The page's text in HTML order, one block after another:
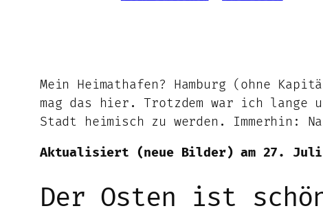
Mein Heimathafen? Hamburg (ohne
mag das hier. Trotzdem war ich
Stadt heimisch zu werden. Immerhin:
Aktualisiert (neue Bilder) am 27. Juli
Der Osten ist